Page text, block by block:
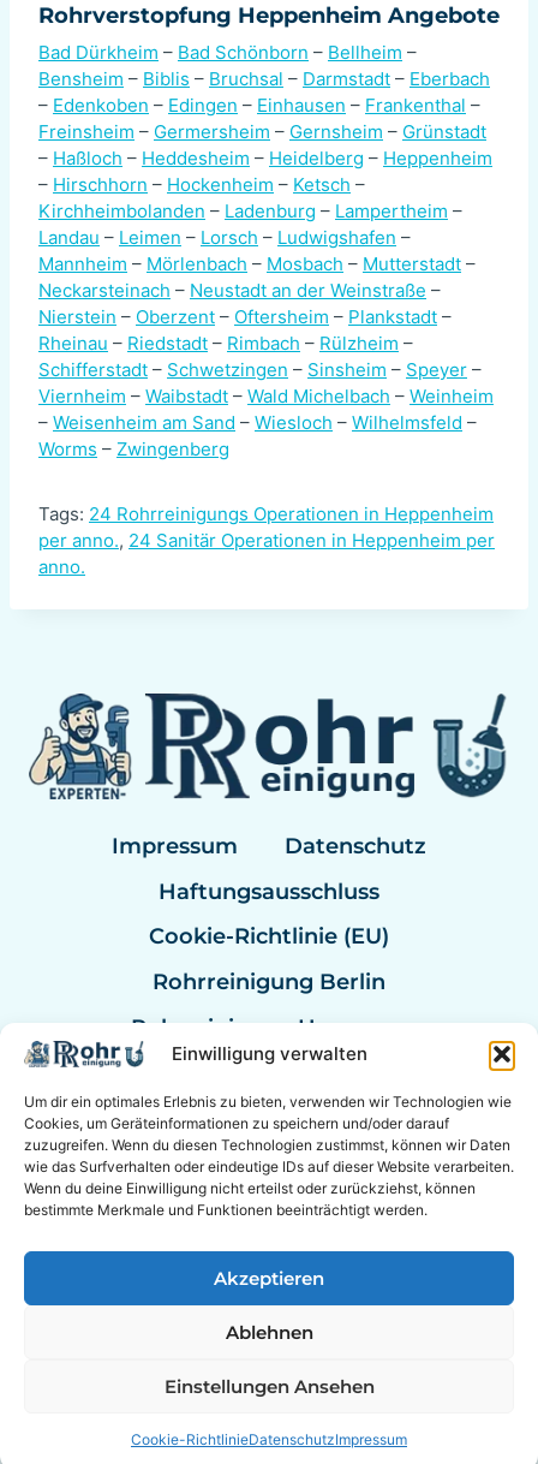
Einwilligung verwalten
Um dir ein optimales Erlebnis zu bieten, verwenden wir Technologien wie
Cookies, um Geräteinformationen zu speichern und/oder darauf
zuzugreifen. Wenn du diesen Technologien zustimmst, können wir Daten
wie das Surfverhalten oder eindeutige IDs auf dieser Website verarbeiten.
Wenn du deine Einwilligung nicht erteilst oder zurückziehst, können
bestimmte Merkmale und Funktionen beeinträchtigt werden.
Akzeptieren
Ablehnen
Einstellungen Ansehen
Cookie-RichtlinieDatenschutzImpressum
Rohrverstopfung Heppenheim Angebote
Bad Dürkheim – Bad Schönborn – Bellheim –
Bensheim – Biblis – Bruchsal – Darmstadt – Eberbach
– Edenkoben – Edingen – Einhausen – Frankenthal –
Freinsheim – Germersheim – Gernsheim – Grünstadt
– Haßloch – Heddesheim – Heidelberg – Heppenheim
– Hirschhorn – Hockenheim – Ketsch –
Kirchheimbolanden – Ladenburg – Lampertheim –
Landau – Leimen – Lorsch – Ludwigshafen –
Mannheim – Mörlenbach – Mosbach – Mutterstadt –
Neckarsteinach – Neustadt an der Weinstraße –
Nierstein – Oberzent – Oftersheim – Plankstadt –
Rheinau – Riedstadt – Rimbach – Rülzheim –
Schifferstadt – Schwetzingen – Sinsheim – Speyer –
Viernheim – Waibstadt – Wald Michelbach – Weinheim
– Weisenheim am Sand – Wiesloch – Wilhelmsfeld –
Worms – Zwingenberg
Tags: 24 Rohrreinigungs Operationen in Heppenheim
per anno., 24 Sanitär Operationen in Heppenheim per
anno.
Impressum
Datenschutz
Haftungsausschluss
Cookie-Richtlinie (EU)
Rohrreinigung Berlin
Rohrreinigung Hannover
Rohrreinigung Bremen
Rohrreinigung Kassel
Rohrreinigung Mannheim
Rohrexperten Deutschland
© 2026 Experten für Sanitär & Rohrreinigung in der
Berater Empfehlung
EXPERTEN AUF SOCIAL MEDIA